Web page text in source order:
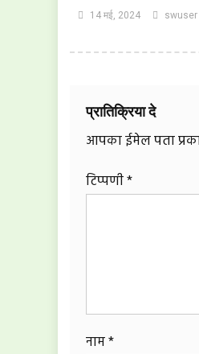
14 मई, 2024 swuser
प्रातिक्रिया दे
आपका ईमेल पता
टिप्पणी*
नाम*